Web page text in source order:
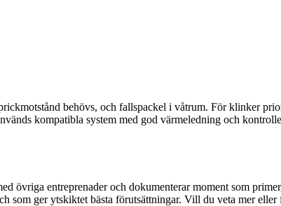
behövs, och fallspackel i våtrum. För klinker
kompatibla system med god värmeledning och
övriga entreprenader och dokumenterar moment som
som ger ytskiktet bästa förutsättningar. Vill du veta mer